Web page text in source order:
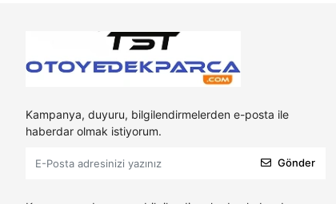
Kampanya, duyuru, bilgilendirmelerden e-posta ile
haberdar olmak istiyorum.
Gönder